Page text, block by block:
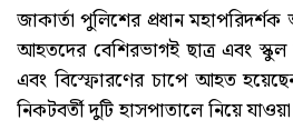
জাকার্তা পুলিশের প্রধান
আহতদের বেশিরভাগই ছাত্র এবং
এবং বিস্ফোরণের চাপে আহত
নিকটবর্তী দুটি হাসপাতালে নিয়ে